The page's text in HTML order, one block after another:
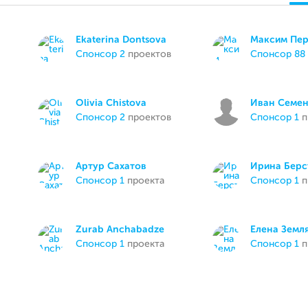
Ekaterina Dontsova
спонсор 2 проектов
Максим
спонсор 88
Olivia Chistova
спонсор 2 проектов
Иван
спонсор 1
Артур Сахатов
спонсор 1 проекта
Ирина
спонсор 1
Zurab Anchabadze
спонсор 1 проекта
Елена
спонсор 1